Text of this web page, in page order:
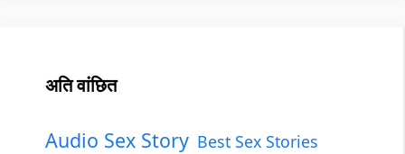
अति वांछित
Audio Sex Story Best Sex Stories